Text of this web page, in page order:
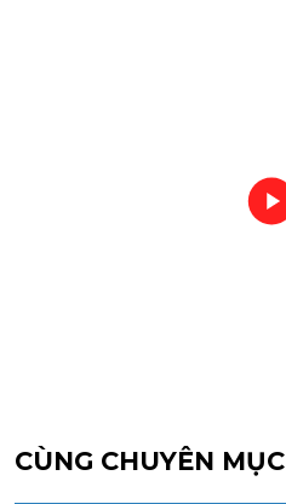
CÙNG CHUYÊN MỤC